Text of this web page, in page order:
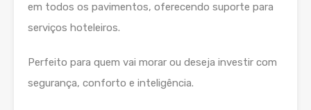
em todos os pavimentos, oferecendo suporte para
serviços hoteleiros.
Perfeito para quem vai morar ou deseja investir com
segurança, conforto e inteligência.